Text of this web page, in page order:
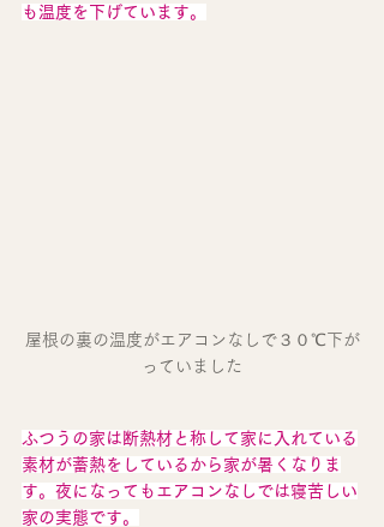
も温度を下げています。
屋根の裏の温度がエアコンなしで３０℃下が
っていました
ふつうの家は断熱材と称して家に入れている
素材が蓄熱をしているから家が暑くなりま
す。夜になってもエアコンなしでは寝苦しい
家の実態です。